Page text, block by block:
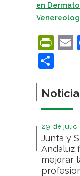
en
29 de julio
Junta y
Andaluz
mejorar